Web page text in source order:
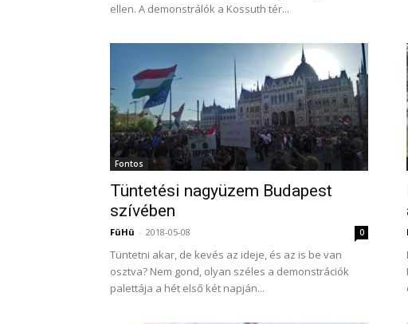
ellen. A demonstrálók a Kossuth tér...
Fontos
Tüntetési nagyüzem Budapest
szívében
FüHü - 2018-05-08 0
Tüntetni akar, de kevés az ideje, és az is be van
osztva? Nem gond, olyan széles a demonstrációk
palettája a hét első két napján...